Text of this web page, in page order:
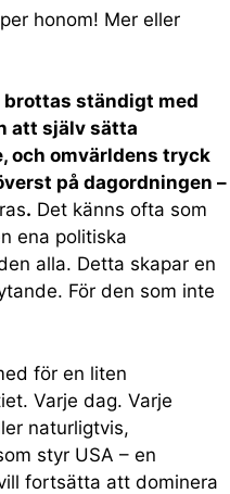
honom! Mer eller
ständigt med
att själv sätta
och omvärldens tryck
på dagordningen –
. Det känns ofta som
ena politiska
alla. Detta skapar en
För den som inte
för en liten
Varje dag. Varje
naturligtvis,
styr USA – en
fortsätta att dominera